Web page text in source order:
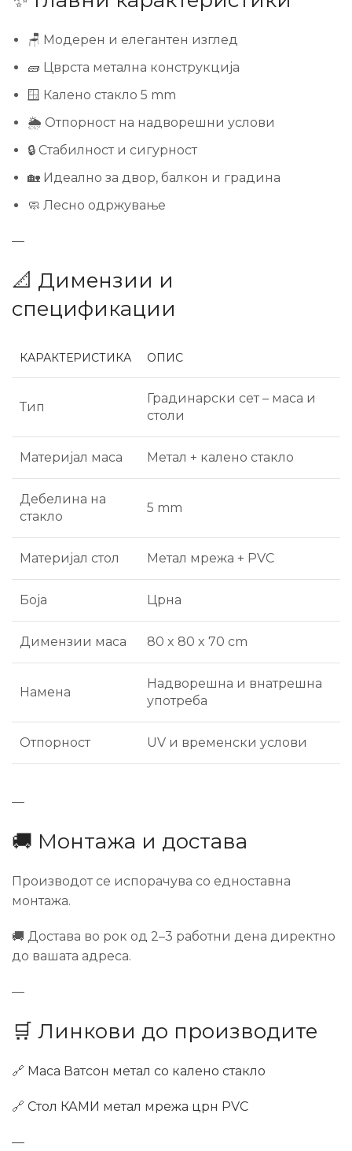
🪑 Модерен и елегантен изглед
🧱 Цврста метална конструкција
🪟 Калено стакло 5 mm
🌦️ Отпорност на надворешни услови
🔒 Стабилност и сигурност
🏡 Идеално за двор, балкон и градина
🧼 Лесно одржување
—
📐 Димензии и
спецификации
КАРАКТЕРИСТИКА ОПИС
Тип
Градинарски сет – маса и
столи
Материјал маса Метал + калено стакло
Дебелина на
стакло
5 mm
Материјал стол Метал мрежа + PVC
Боја Црна
Димензии маса 80 x 80 x 70 cm
Намена
Надворешна и внатрешна
употреба
Отпорност UV и временски услови
—
🚚 Монтажа и достава
Производот се испорачува со едноставна
монтажа.
🚚 Достава во рок од 2–3 работни дена директно
до вашата адреса.
—
🛒 Линкови до производите
🔗 Маса Ватсон метал со калено стакло
🔗 Стол КАМИ метал мрежа црн PVC
—